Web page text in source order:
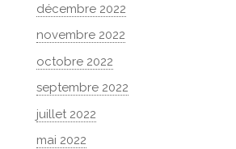
décembre 2022
novembre 2022
octobre 2022
septembre 2022
juillet 2022
mai 2022